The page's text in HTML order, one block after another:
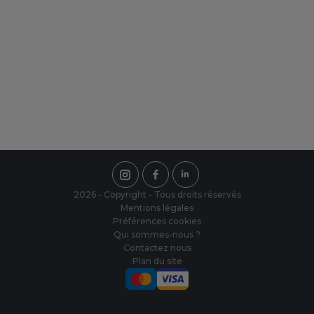
2026 - Copyright - Tous droits réservés
Mentions légales
Préférences cookies
Qui sommes-nous ?
Contactez nous
Plan du site